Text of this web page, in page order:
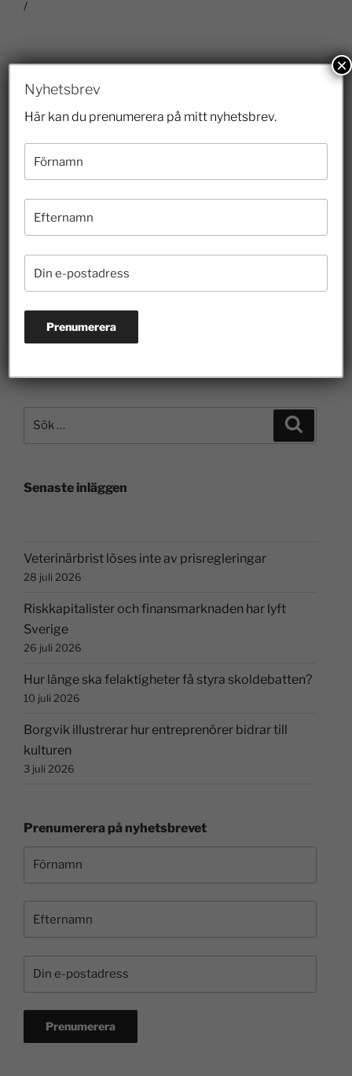
/
TANKAR OM SKOLAN
FÖREGÅENDE
Artikel i Smedjan: Sätt stopp för
skolpolitikernas skråtänkande
NÄSTA
Professorn i Hamiltonpodden – Det finns inte ”en
enda väg” att vända en skola
Senaste inläggen
Veterinärbrist löses inte av prisregleringar
28 juli 2026
Riskkapitalister och finansmarknaden har lyft
Sverige
26 juli 2026
Hur länge ska felaktigheter få styra skoldebatten?
10 juli 2026
Borgvik illustrerar hur entreprenörer bidrar till
kulturen
3 juli 2026
Prenumerera på nyhetsbrevet
Nyhetsbrev
Här kan du prenumerera på mitt nyhetsbrev.
×